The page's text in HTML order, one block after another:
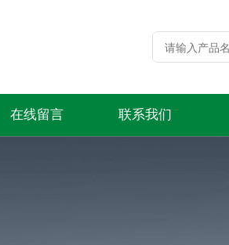
在线留言 联系我们